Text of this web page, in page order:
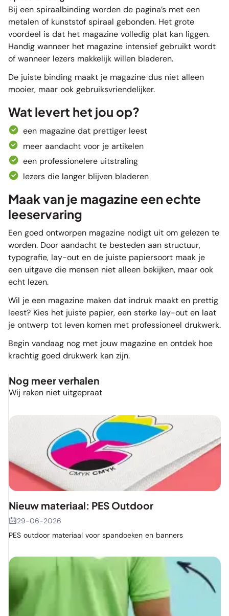
Bij een spiraalbinding worden de pagina’s met een
metalen of kunststof spiraal gebonden. Het grote
voordeel is dat het magazine volledig plat kan liggen.
Handig wanneer het magazine intensief gebruikt wordt
of wanneer lezers makkelijk willen bladeren.
De juiste binding maakt je magazine dus niet alleen
mooier, maar ook gebruiksvriendelijker.
Wat levert het jou op?
een magazine dat prettiger leest
meer aandacht voor je artikelen
een professionelere uitstraling
lezers die langer blijven bladeren
Maak van je magazine een echte
leeservaring
Een goed ontworpen magazine nodigt uit om gelezen te
worden. Door aandacht te besteden aan structuur,
typografie, lay-out en de juiste papiersoort maak je
een uitgave die mensen niet alleen bekijken, maar ook
echt lezen.
Wil je een magazine maken dat indruk maakt en prettig
leest? Kies het juiste papier, een sterke lay-out en laat
je ontwerp tot leven komen met professioneel drukwerk.
Begin vandaag nog met jouw magazine en ontdek hoe
krachtig goed drukwerk kan zijn.
Nog meer verhalen
Wij raken niet uitgepraat
Nieuw materiaal: PES Outdoor
29-06-2026
PES outdoor materiaal voor spandoeken en banners